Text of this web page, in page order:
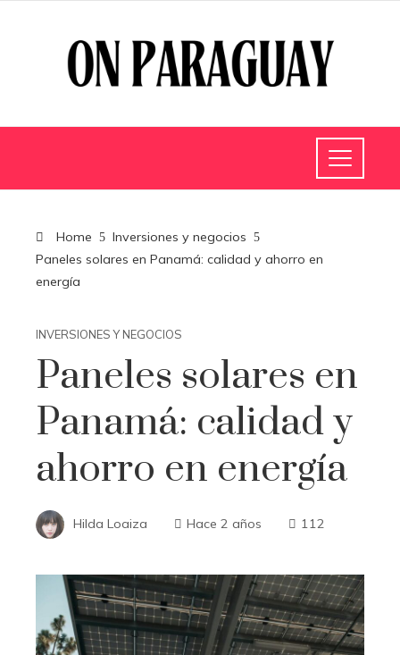
Home
Inversiones y negocios
Paneles solares en Panamá: calidad y ahorro en
energía
INVERSIONES Y NEGOCIOS
Paneles solares en
Panamá: calidad y
ahorro en energía
Hilda Loaiza Hace 2 años 112